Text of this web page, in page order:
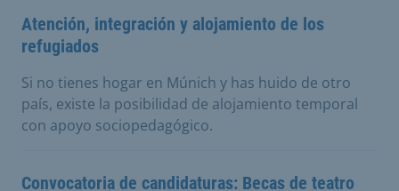
Atención, integración y alojamiento de los
refugiados
Si no tienes hogar en Múnich y has huido de otro
país, existe la posibilidad de alojamiento temporal
con apoyo sociopedagógico.
Convocatoria de candidaturas: Becas de teatro